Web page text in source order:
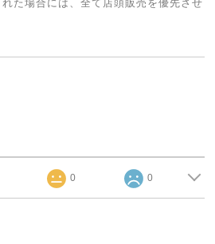
た場合には、全て店頭販売を優先させ
0 0